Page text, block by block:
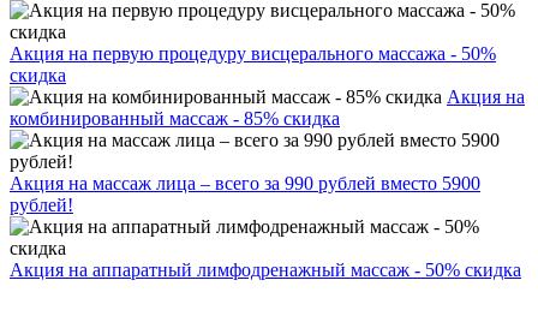
Акция на первую процедуру висцерального массажа - 50%
скидка
Акция на
комбинированный массаж - 85% скидка
Акция на массаж лица – всего за 990 рублей вместо 5900
рублей!
Акция на аппаратный лимфодренажный массаж - 50% скидка